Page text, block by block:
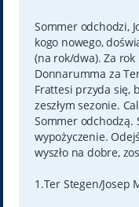
t
Sommer odchodzi,
kogo nowego,
(na rok/dwa). Za
Donnarumma za
Frattesi przyda się,
zeszłym sezonie.
Sommer odchodzą.
wypożyczenie.
wyszło na dobre,
1.Ter Stegen/Josep